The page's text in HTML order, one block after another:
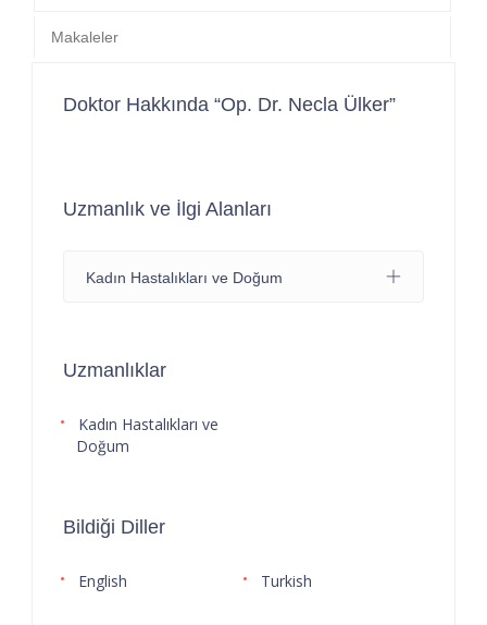
Makaleler
Doktor Hakkında “Op. Dr. Necla Ülker”
Uzmanlık ve İlgi Alanları
Kadın Hastalıkları ve Doğum
Uzmanlıklar
Kadın Hastalıkları ve
Doğum
Bildiği Diller
English Turkish